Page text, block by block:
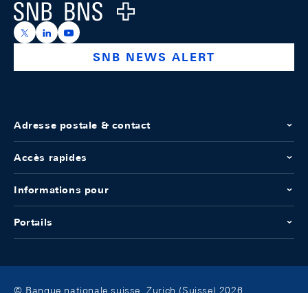
Logo
https://x.com/snb_bns
https://ch.linkedin.com/company/swiss-national-
https://www.youtube.com/@swissnationalbank
SNB NEWS ALERT
Adresse postale & contact
Accès rapides
Informations pour
Portails
© Banque nationale suisse, Zurich (Suisse) 2026